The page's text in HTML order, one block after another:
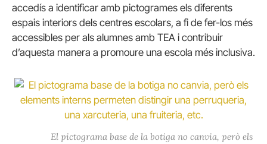
accedís a identificar amb pictogrames els diferents
espais interiors dels centres escolars, a fi de fer-los més
accessibles per als alumnes amb TEA i contribuir
d’aquesta manera a promoure una escola més inclusiva.
El pictograma base de la botiga no canvia, però els